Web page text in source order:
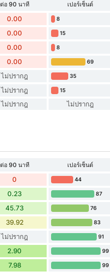
ต่อ 90 นาที
เปอร์เซ็นต์
0.00 8
0.00 15
0.00 8
0.00 69
ไม่ปรากฎ 35
ไม่ปรากฎ 15
ไม่ปรากฎ ไม่ปรากฎ
ต่อ 90 นาที
เปอร์เซ็นต์
0 44
0.23 87
45.73 76
39.92 83
ไม่ปรากฎ 91
2.90 99
7.98 99